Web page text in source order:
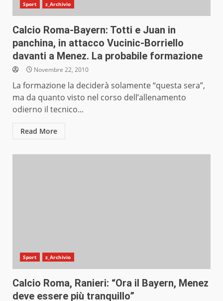
Sport z_Archivio
Calcio Roma-Bayern: Totti e Juan in
panchina, in attacco Vucinic-Borriello
davanti a Menez. La probabile formazione
Novembre 22, 2010
La formazione la deciderà solamente “questa sera”,
ma da quanto visto nel corso dell’allenamento
odierno il tecnico...
Read More
Sport z_Archivio
Calcio Roma, Ranieri: “Ora il Bayern, Menez
deve essere più tranquillo”